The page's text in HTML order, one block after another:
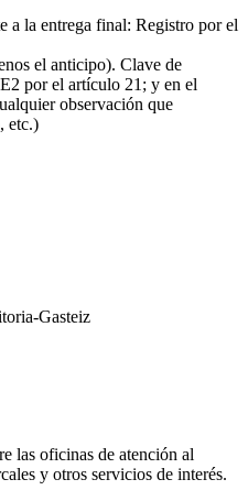
a la entrega final: Registro por el
el anticipo). Clave de
por el artículo 21; y en el
observación que
etc.)
Gasteiz
las oficinas de atención al
y otros servicios de interés.